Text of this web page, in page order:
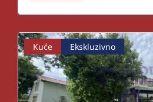
Kuće Ekskluzivno